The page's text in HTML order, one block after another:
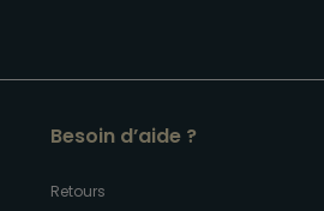
Besoin d’aide ?
Retours